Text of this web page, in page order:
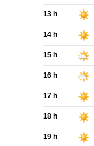
13 h
14 h
15 h
16 h
17 h
18 h
19 h